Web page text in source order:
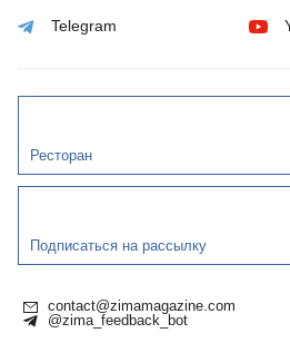
Telegram
Ресторан
Подписаться на рассылку
contact@zimamagazine.com
@zima_feedback_bot